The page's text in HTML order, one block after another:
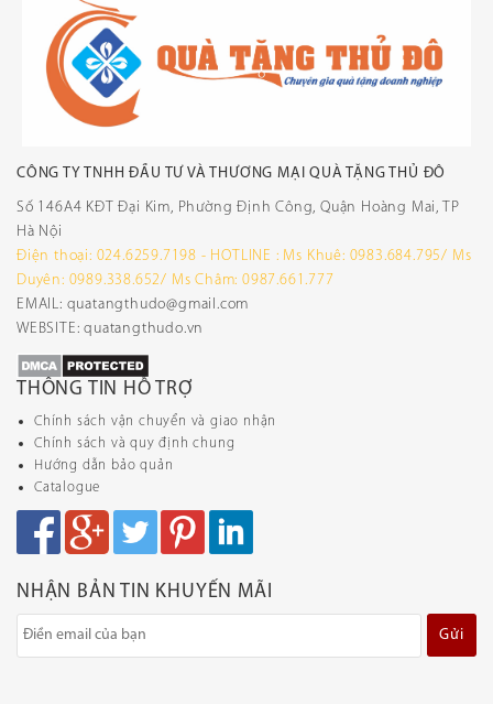
CÔNG TY TNHH ĐẦU TƯ VÀ THƯƠNG MẠI QUÀ TẶNG THỦ ĐÔ
Số 146A4 KĐT Đại Kim, Phường Định Công, Quận Hoàng Mai, TP
Hà Nội
Điện thoại: 024.6259.7198 - HOTLINE : Ms Khuê: 0983.684.795/ Ms
Duyên: 0989.338.652/ Ms Châm: 0987.661.777
EMAIL: quatangthudo@gmail.com
WEBSITE: quatangthudo.vn
THÔNG TIN HỖ TRỢ
Chính sách vận chuyển và giao nhận
Chính sách và quy định chung
Hướng dẫn bảo quản
Catalogue
NHẬN BẢN TIN KHUYẾN MÃI
Gửi